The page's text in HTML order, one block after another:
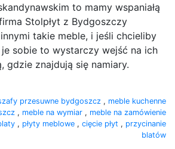
to mamy wspaniałą
Stolpłyt z Bydgoszczy
takie meble, i jeśli chcieliby
sobie to wystarczy wejść na ich
gdzie znajdują się namiary.
przesuwne bydgoszcz , meble kuchenne
, meble na wymiar , meble na zamówienie
, płyty meblowe , cięcie płyt , przycinanie
blatów